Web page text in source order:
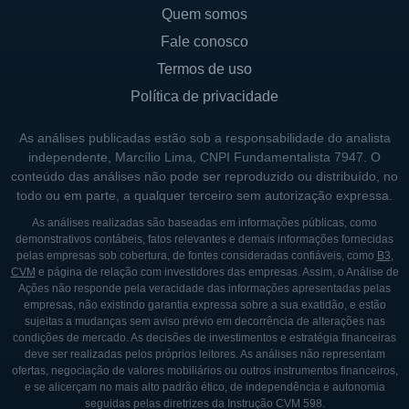
residenciais com opções comerciais que
LINHAS DE NEGÓCIO DA HGS REAL
ESTATE
A HGS Real Estate possui várias linhas de
negócios que a posicionam de forma única
dentro do mercado imobiliário da China.
Entre essas linhas, destaca-se o
desenvolvimento imobiliário, que é o seu
principal forte. A empresa se envolve em
todas as fases de desenvolvimento, desde a
compra de terrenos até a construção e a
venda de unidades. Essa integração permite
Quem somos
Fale conosco
Termos de uso
Política de privacidade
As análises publicadas estão sob a responsabilidade do analista
independente, Marcílio Lima, CNPI Fundamentalista 7947. O
conteúdo das análises não pode ser reproduzido ou distribuído, no
todo ou em parte, a qualquer terceiro sem autorização expressa.
As análises realizadas são baseadas em informações públicas, como
demonstrativos contábeis, fatos relevantes e demais informações fornecidas
pelas empresas sob cobertura, de fontes consideradas confiáveis, como B3,
CVM e página de relação com investidores das empresas. Assim, o Análise de
Ações não responde pela veracidade das informações apresentadas pelas
empresas, não existindo garantia expressa sobre a sua exatidão, e estão
sujeitas a mudanças sem aviso prévio em decorrência de alterações nas
condições de mercado. As decisões de investimentos e estratégia financeiras
deve ser realizadas pelos próprios leitores. As análises não representam
ofertas, negociação de valores mobiliários ou outros instrumentos financeiros,
e se alicerçam no mais alto padrão ético, de independência e autonomia
seguidas pelas diretrizes da Instrução CVM 598.